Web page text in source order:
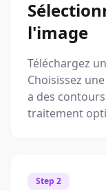
l'image
Téléchargez
Choisissez
a des
traitement
Step 2